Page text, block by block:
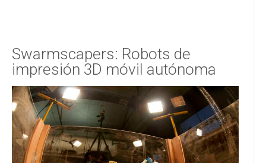
Swarmscapers: Robots de
impresión 3D móvil autónoma